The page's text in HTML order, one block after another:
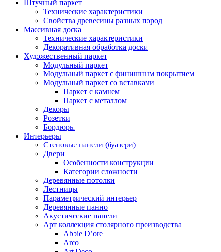
Штучный паркет
Технические характеристики
Свойства древесины разных пород
Массивная доска
Технические характеристики
Декоративная обработка доски
Художественный паркет
Модульный паркет
Модульный паркет с финишным покрытием
Модульный паркет со вставками
Паркет с камнем
Паркет с металлом
Декоры
Розетки
Бордюры
Интерьеры
Стеновые панели (буазери)
Двери
Особенности конструкции
Категории сложности
Деревянные потолки
Лестницы
Параметрический интерьер
Деревянные панно
Акустические панели
Арт коллекция столярного производства
Abbie D’ore
Arco